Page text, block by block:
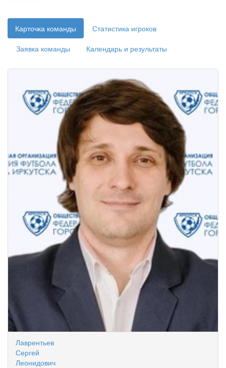
Карточка команды
Статистика игроков
Заявка команды
Календарь и результаты
Лаврентьев
Сергей
Леонидович